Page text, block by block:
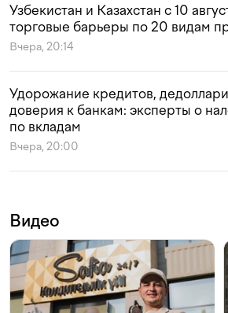
Узбекистан и Казахстан с 10
торговые барьеры по 20 видам
Вчера, 20:14
Удорожание кредитов,
доверия к банкам: эксперты о
по вкладам
Вчера, 20:00
Видео